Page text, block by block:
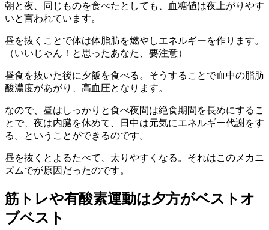
朝と夜、同じものを食べたとしても、血糖値は夜上がりやす
いと言われています。
昼を抜くことで体は体脂肪を燃やしエネルギーを作ります。
（いいじゃん！と思ったあなた、要注意）
昼食を抜いた後に夕飯を食べる。そうすることで血中の脂肪
酸濃度があがり、高血圧となります。
なので、昼はしっかりと食べ夜間は絶食期間を長めにするこ
とで、夜は内臓を休めて、日中は元気にエネルギー代謝をす
る。ということができるのです。
昼を抜くとよるたべて、太りやすくなる。それはこのメカニ
ズムでが原因だったのです。
筋トレや有酸素運動は夕方がベストオ
ブベスト